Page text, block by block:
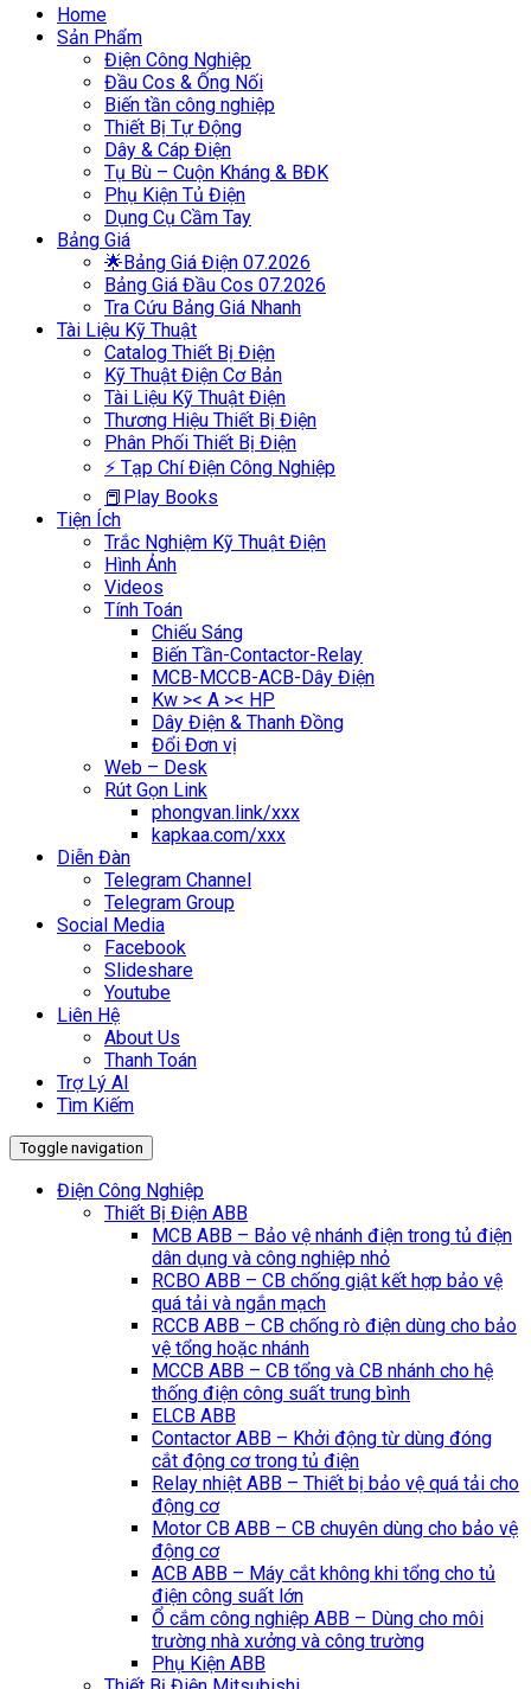
Home
Sản Phẩm
Điện Công Nghiệp
Đầu Cos & Ống Nối
Biến tần công nghiệp
Thiết Bị Tự Động
Dây & Cáp Điện
Tụ Bù – Cuộn Kháng & BĐK
Phụ Kiện Tủ Điện
Dụng Cụ Cầm Tay
Bảng Giá
🌟Bảng Giá Điện 07.2026
Bảng Giá Đầu Cos 07.2026
Tra Cứu Bảng Giá Nhanh
Tài Liệu Kỹ Thuật
Catalog Thiết Bị Điện
Kỹ Thuật Điện Cơ Bản
Tài Liệu Kỹ Thuật Điện
Thương Hiệu Thiết Bị Điện
Phân Phối Thiết Bị Điện
⚡ Tạp Chí Điện Công Nghiệp
📕Play Books
Tiện Ích
Trắc Nghiệm Kỹ Thuật Điện
Hình Ảnh
Videos
Tính Toán
Chiếu Sáng
Biến Tần-Contactor-Relay
MCB-MCCB-ACB-Dây Điện
Kw >< A >< HP
Dây Điện & Thanh Đồng
Đổi Đơn vị
Web – Desk
Rút Gọn Link
phongvan.link/xxx
kapkaa.com/xxx
Diễn Đàn
Telegram Channel
Telegram Group
Social Media
Facebook
Slideshare
Youtube
Liên Hệ
About Us
Thanh Toán
Trợ Lý AI
Tìm Kiếm
Toggle navigation
Điện Công Nghiệp
Thiết Bị Điện ABB
MCB ABB – Bảo vệ nhánh điện trong tủ điện
dân dụng và công nghiệp nhỏ
RCBO ABB – CB chống giật kết hợp bảo vệ
quá tải và ngắn mạch
RCCB ABB – CB chống rò điện dùng cho bảo
vệ tổng hoặc nhánh
MCCB ABB – CB tổng và CB nhánh cho hệ
thống điện công suất trung bình
ELCB ABB
Contactor ABB – Khởi động từ dùng đóng
cắt động cơ trong tủ điện
Relay nhiệt ABB – Thiết bị bảo vệ quá tải cho
động cơ
Motor CB ABB – CB chuyên dùng cho bảo vệ
động cơ
ACB ABB – Máy cắt không khi tổng cho tủ
điện công suất lớn
Ổ cắm công nghiệp ABB – Dùng cho môi
trường nhà xưởng và công trường
Phụ Kiện ABB